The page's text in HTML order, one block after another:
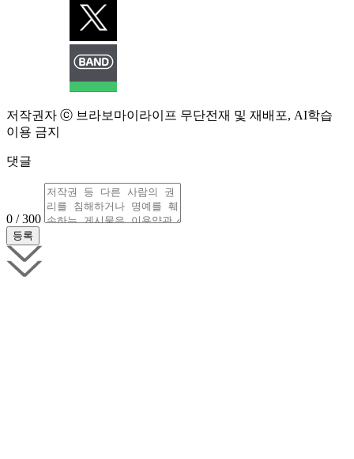
저작권자 ⓒ 브라보마이라이프 무단전재 및 재배포, AI학습
이용 금지
댓글
0 / 300